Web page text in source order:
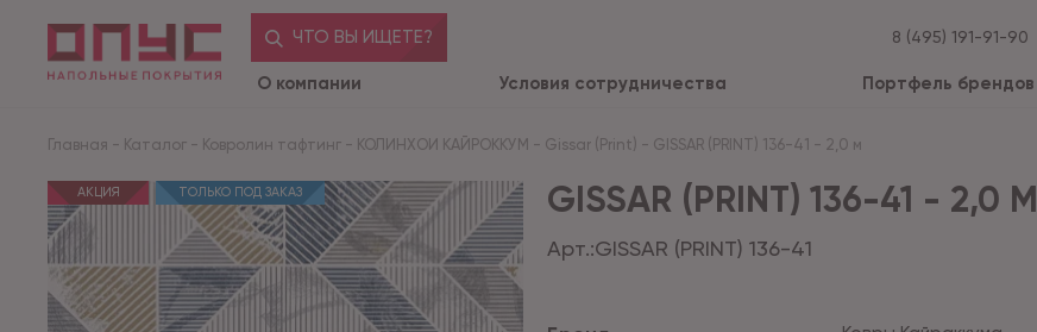
ЧТО ВЫ ИЩЕТЕ? 8 (495) 191-91-90
О компании Условия сотрудничества Портфель брендов
Главная - Каталог - Ковролин тафтинг - КОЛИНХОИ КАЙРОККУМ - Gissar (Print) - GISSAR (PRINT) 136-41 - 2,0 м
АКЦИЯ ТОЛЬКО ПОД ЗАКАЗ GISSAR (PRINT) 136-41 - 2,0 М
Арт.:GISSAR (PRINT) 136-41